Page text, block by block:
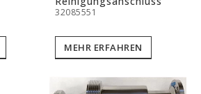
32085551
MEHR ERFAHREN